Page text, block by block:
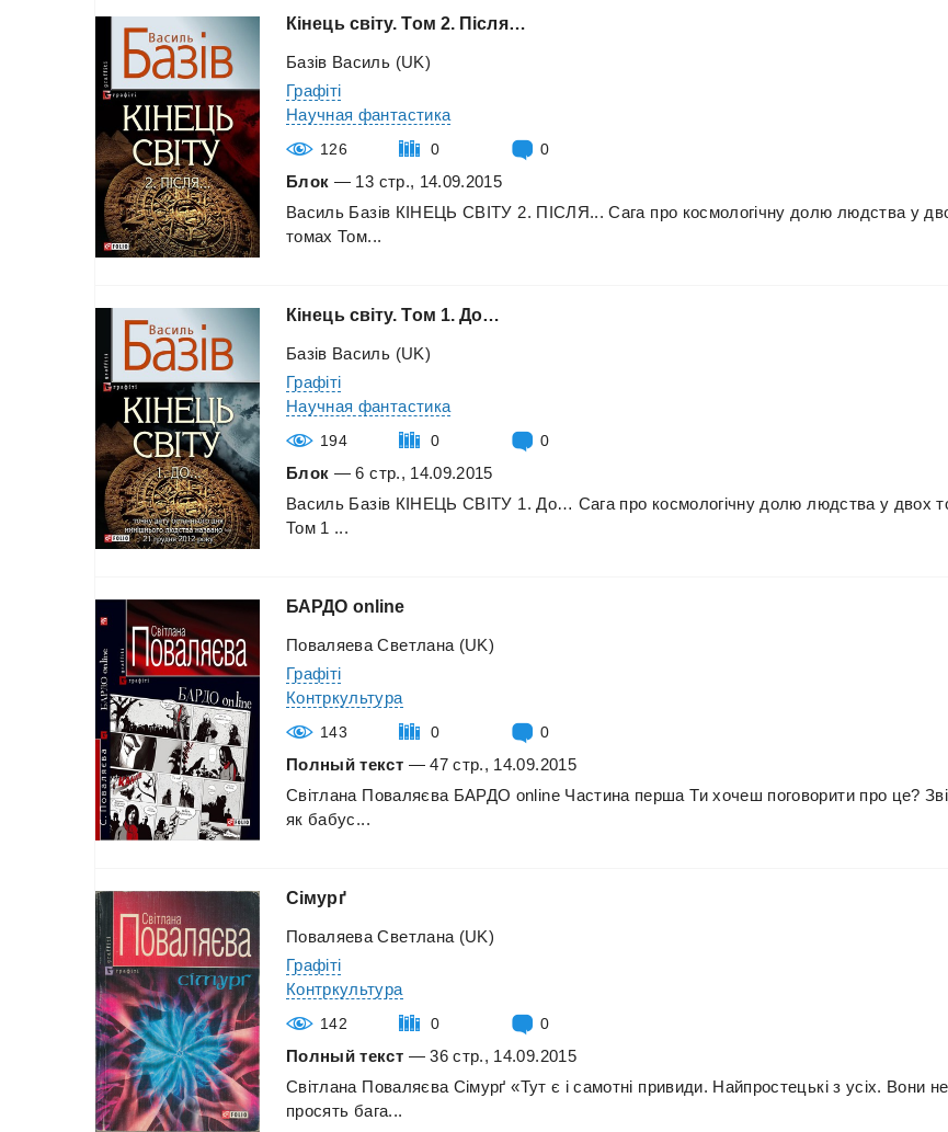
Кінець світу. Том 2. Пiсля…
Базів Василь (UK)
Графіті
Научная фантастика
126 0 0
Блок — 13 стр., 14.09.2015
Василь Базів КІНЕЦЬ СВІТУ 2. ПІСЛЯ... Сага про космологічну долю людства у
томах Том...
Кінець світу. Том 1. До…
Базів Василь (UK)
Графіті
Научная фантастика
194 0 0
Блок — 6 стр., 14.09.2015
Василь Базів КІНЕЦЬ СВІТУ 1. До… Сага про космологічну долю людства у двох
Том 1 ...
БАРДО online
Поваляева Светлана (UK)
Графіті
Контркультура
143 0 0
Полный текст — 47 стр., 14.09.2015
Світлана Поваляєва БАРДО online Частина перша Ти хочеш поговорити про це?
як бабус...
Сімурґ
Поваляева Светлана (UK)
Графіті
Контркультура
142 0 0
Полный текст — 36 стр., 14.09.2015
Світлана Поваляєва Сімурґ «Тут є і самотні привиди. Найпростецькі з усіх. Вони не
просять бага...